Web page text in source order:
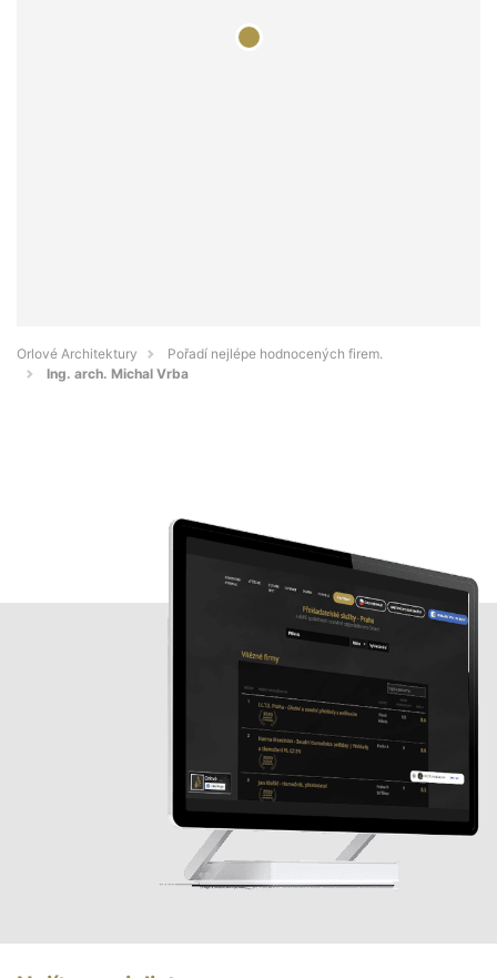
Orlové Architektury
Pořadí nejlépe hodnocených firem.
Ing. arch. Michal Vrba